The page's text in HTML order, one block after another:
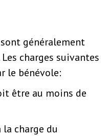
généralement
charges suivantes
le bénévole:
être au moins de
la charge du